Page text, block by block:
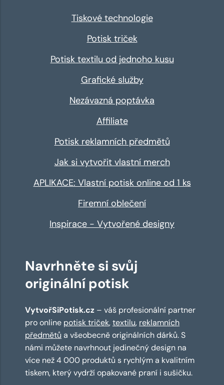
Tiskové technologie
Potisk triček
Potisk textilu od jednoho kusu
Grafické služby
Nezávazná poptávka
Affiliate
Potisk reklamních předmětů
Jak si vytvořit vlastní merch
APLIKACE: Vlastní potisk online od 1 ks
Firemní oblečení
Inspirace - Vytvořené designy
Navrhněte si svůj
originální potisk
VytvořSiPotisk.cz – váš profesionální partner
pro online potisk triček,textilu, reklamních
předmětů a všeobecně originálních dárků. S
námi můžete navrhnout jedinečný design na
více než 4 000 produktů s rychlým a kvalitním
tiskem, který vydrží opakované praní i sušičku.